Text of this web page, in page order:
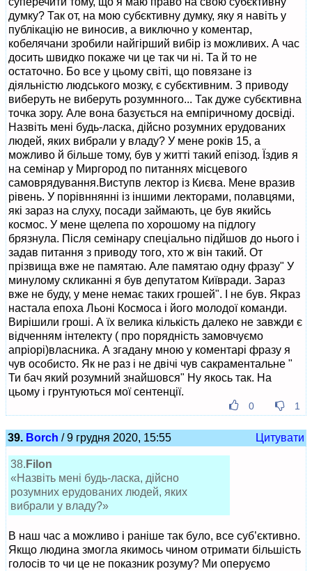
думку? Так от, на мою субєктивну думку, яку я навіть у
публікацію не виносив, а виключно у коментар,
кобелячани зробили найгірший вибір із можливих. А час
досить швидко покаже чи це так чи ні. Та й то не
остаточно. Бо все у цьому світі, що повязане із
діяльністю людського мозку, є субєктивним. З приводу
виберуть не виберуть розумнного... Так дуже субєктивна
точка зору. Але вона базується на емпіричному досвіді.
Назвіть мені будь-ласка, дійсно розумних ерудованих
людей, яких вибрали у владу? У мене років 15, а
можливо й більше тому, був у житті такий епізод. Їздив я
на семінар у Миргород по питаннях місцевого
самоврядування.Виступв лектор із Києва. Мене вразив
рівень. У порівннянні із іншими лекторами, полавцями,
які зараз на слуху, посади займають, це був якийсь
космос. У мене щелепа по хорошому на підлогу
брязнула. Після семінару спеціально підйшов до нього і
задав питання з приводу того, хто ж він такий. От
прізвища вже не памятаю. Але памятаю одну фразу" У
минулому скликанні я був депутатом Київради. Зараз
вже не буду, у мене немає таких грошей". І не був. Якраз
настала епоха Льоні Космоса і його молодої команди.
Вирішили гроші. А їх велика кількість далеко не завжди є
відченням інтелекту ( про порядність замовчуємо
апріорі)власника. А згадану мною у коментарі фразу я
чув особисто. Як не раз і не двічі чув сакраментальне "
Ти бач який розумний знайшовся" Ну якось так. На
цьому і грунтуються мої сентенції.
0 1
39. Borch / 9 грудня 2020, 15:55 Цитувати
38. Filon
«Назвіть мені будь-ласка, дійсно
розумних ерудованих людей, яких
вибрали у владу?»
В наш час а можливо і раніше так було, все суб’єктивно.
Якщо людина змогла якимось чином отримати більшість
голосів то чи це не показник розуму? Ми оперуємо